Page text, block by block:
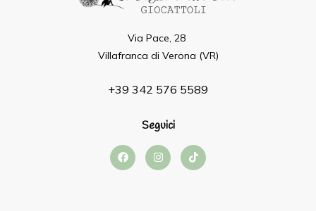
Via Pace, 28
Villafranca di Verona (VR)
+39 342 576 5589
Seguici